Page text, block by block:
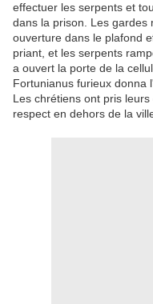
effectuer les serpents et
dans la prison. Les gardes
ouverture dans le plafond
priant, et les serpents
a ouvert la porte de la
Fortunianus furieux donna
Les chrétiens ont pris
respect en dehors de la